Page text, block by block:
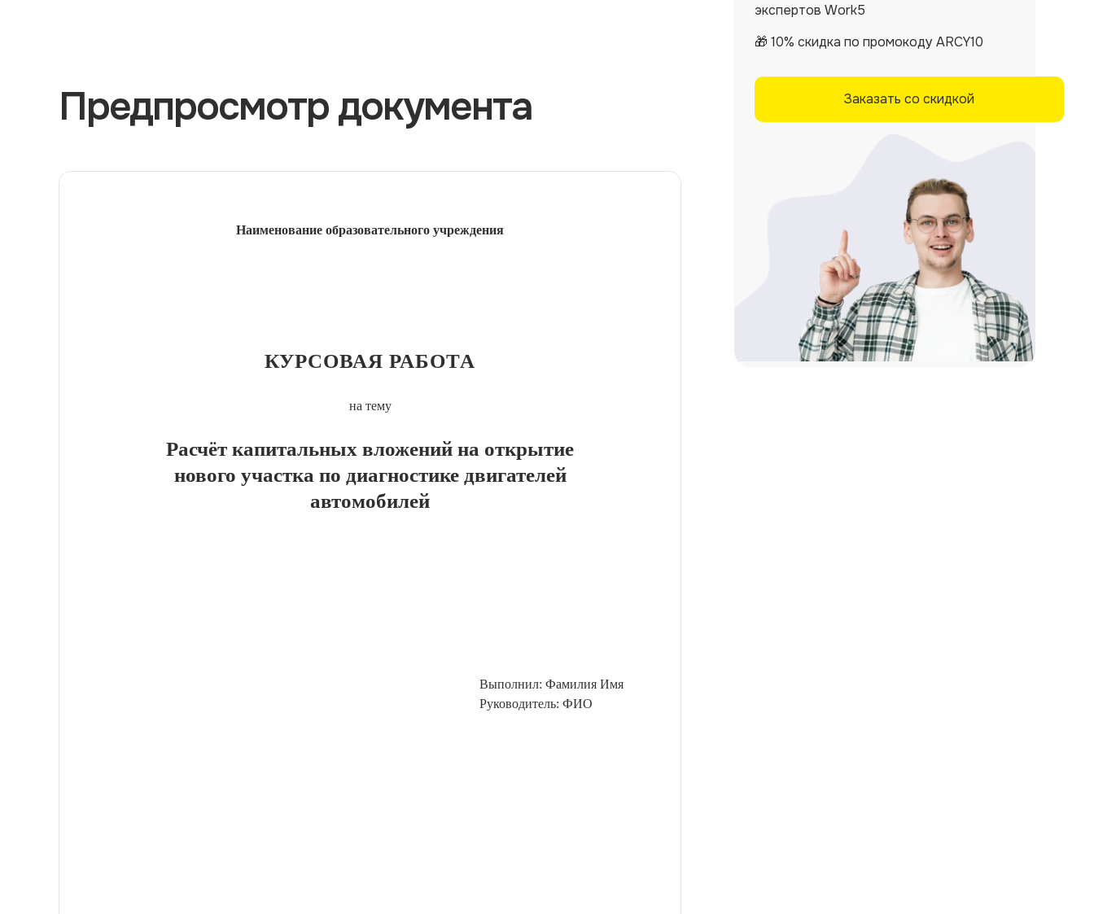
Предпросмотр документа
Наименование образовательного учреждения
КУРСОВАЯ РАБОТА
на тему
Расчёт капитальных вложений на открытие
нового участка по диагностике двигателей
автомобилей
Выполнил: Фамилия Имя
Руководитель: ФИО
экспертов Work5
🎁 10% скидка по промокоду ARCY10
Заказать со скидкой